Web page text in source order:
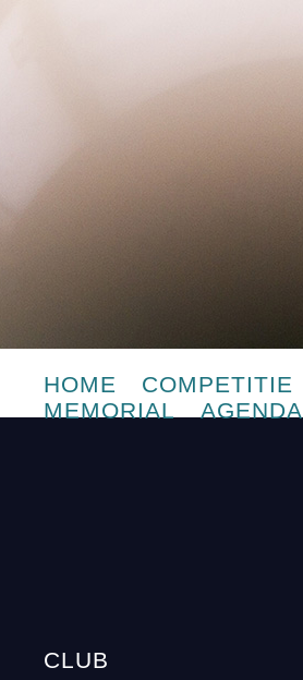
HOME COMPETITIE
MEMORIAL
AGENDA
CLUB